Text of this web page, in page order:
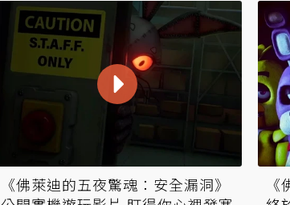
《佛萊迪的五夜驚魂：安全漏洞》